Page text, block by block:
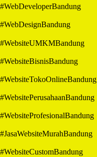
#WebDeveloperBandung
#WebDesignBandung
#WebsiteUMKMBandung
#WebsiteBisnisBandung
#WebsiteTokoOnlineBandung
#WebsitePerusahaanBandung
#WebsiteProfesionalBandung
#JasaWebsiteMurahBandung
#WebsiteCustomBandung